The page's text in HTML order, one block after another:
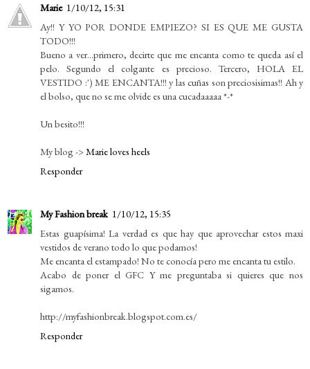
Marie 1/10/12, 15:31
Ay!! Y YO POR DONDE EMPIEZO? SI ES QUE ME GUSTA
TODO!!!
Bueno a ver...primero, decirte que me encanta como te queda así el
pelo. Segundo el colgante es precioso. Tercero, HOLA EL
VESTIDO :') ME ENCANTA!!! y las cuñas son preciosisimas!! Ah y
el bolso, que no se me olvide es una cucadaaaaa *-*
Un besito!!!
My blog ->Marie loves heels
Responder
My Fashion break 1/10/12, 15:35
Estas guapísima! La verdad es que hay que aprovechar estos maxi
vestidos de verano todo lo que podamos!
Me encanta el estampado! No te conocía pero me encanta tu estilo.
Acabo de poner el GFC Y me preguntaba si quieres que nos
sigamos.
http://myfashionbreak.blogspot.com.es/
Responder